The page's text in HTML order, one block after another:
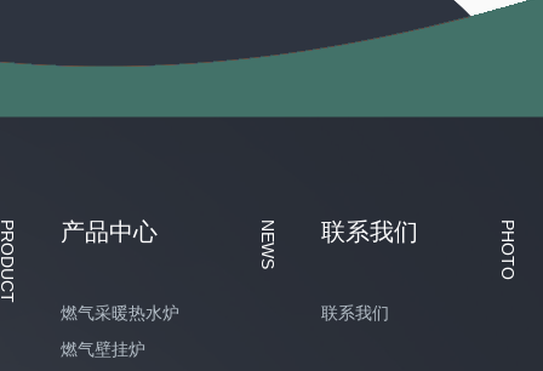
产品中心
燃气采暖热水炉
燃气壁挂炉
联系我们
NEWS
联系我们
PHOTO